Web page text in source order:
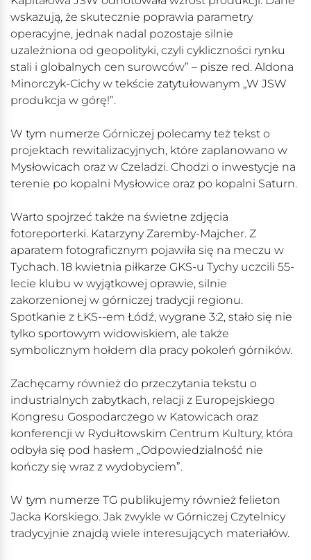
wskazują, że skutecznie poprawia parametry
operacyjne, jednak nadal pozostaje silnie
uzależniona od geopolityki, czyli cykliczności rynku
stali i globalnych cen surowców” – pisze red. Aldona
Minorczyk-Cichy w tekście zatytułowanym „W JSW
produkcja w górę!”.
W tym numerze Górniczej polecamy też tekst o
projektach rewitalizacyjnych, które zaplanowano w
Mysłowicach oraz w Czeladzi. Chodzi o inwestycje na
terenie po kopalni Mysłowice oraz po kopalni Saturn.
Warto spojrzeć także na świetne zdjęcia
fotoreporterki. Katarzyny Zaremby-Majcher. Z
aparatem fotograficznym pojawiła się na meczu w
Tychach. 18 kwietnia piłkarze GKS-u Tychy uczcili 55-
lecie klubu w wyjątkowej oprawie, silnie
zakorzenionej w górniczej tradycji regionu.
Spotkanie z ŁKS--em Łódź, wygrane 3:2, stało się nie
tylko sportowym widowiskiem, ale także
symbolicznym hołdem dla pracy pokoleń górników.
Zachęcamy również do przeczytania tekstu o
industrialnych zabytkach, relacji z Europejskiego
Kongresu Gospodarczego w Katowicach oraz
konferencji w Rydułtowskim Centrum Kultury, która
odbyła się pod hasłem „Odpowiedzialność nie
kończy się wraz z wydobyciem”.
W tym numerze TG publikujemy również felieton
Jacka Korskiego. Jak zwykle w Górniczej Czytelnicy
tradycyjnie znajdą wiele interesujących materiałów.